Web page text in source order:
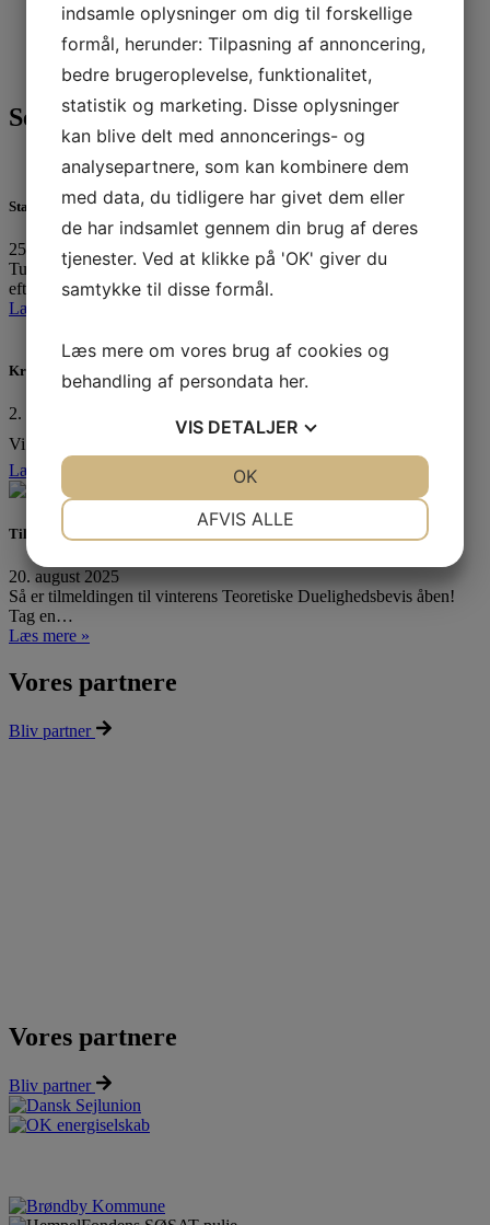
Nyheder(296)
Sejlerskolen
Tursejlads (27)
Ungdom (246)
Seneste 3 indlæg
Standernedhaling 2025
25. oktober 2025
Tusinde tak til alle, der havde trodset det utaknemmelige
efterårsvejr…
Læs mere »
Kredsmesterskab 2025
2. september 2025
Vi har været til Kredsmesterskab! ❤️⛵ I Tera Pro tog…
Læs mere »
Tilmelding til teoretisk duelighedsbevis er åben
20. august 2025
Så er tilmeldingen til vinterens Teoretiske Duelighedsbevis åben!
Tag en…
Læs mere »
Vores partnere
Bliv partner
Vores partnere
Bliv partner
indsamle oplysninger om dig til forskellige
formål, herunder: Tilpasning af annoncering,
bedre brugeroplevelse, funktionalitet,
statistik og marketing. Disse oplysninger
kan blive delt med annoncerings- og
analysepartnere, som kan kombinere dem
med data, du tidligere har givet dem eller
de har indsamlet gennem din brug af deres
tjenester. Ved at klikke på 'OK' giver du
samtykke til disse formål.
Læs mere om vores brug af cookies og
behandling af persondata her.
VIS DETALJER
MARKETING STATISTIK
AFVIS ALLE
OK